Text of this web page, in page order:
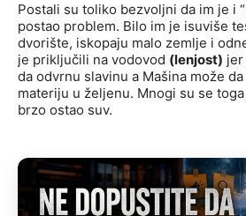
Postali su toliko bezvoljni da im je i
postao problem. Bilo im je isuviše
dvorište, iskopaju malo zemlje i
je priključili na vodovod (lenjost) jer
da odvrnu slavinu a Mašina može
materiju u željenu. Mnogi su se
brzo ostao suv.